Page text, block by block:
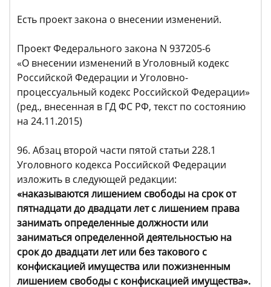
Есть проект закона о внесении изменений.
Проект Федерального закона N 937205-6
«О внесении изменений в Уголовный кодекс
Российской Федерации и Уголовно-
процессуальный кодекс Российской Федерации»
(ред., внесенная в ГД ФС РФ, текст по состоянию
на 24.11.2015)
96. Абзац второй части пятой статьи 228.1
Уголовного кодекса Российской Федерации
изложить в следующей редакции:
«наказываются лишением свободы на срок от
пятнадцати до двадцати лет с лишением права
занимать определенные должности или
заниматься определенной деятельностью на
срок до двадцати лет или без такового с
конфискацией имущества или пожизненным
лишением свободы с конфискацией имущества».